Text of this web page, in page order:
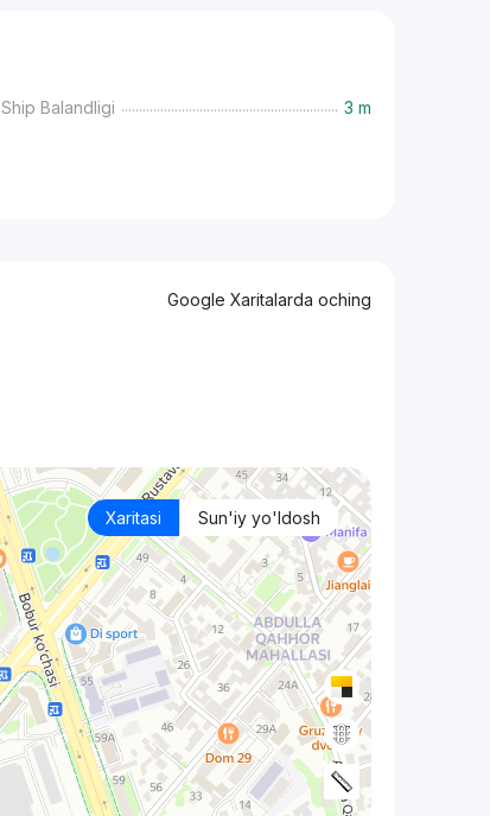
Ship Balandligi 3 m
Google Xaritalarda oching
Xaritasi Sun'iy yo'ldosh